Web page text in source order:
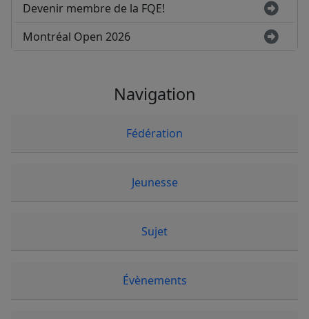
Devenir membre de la FQE!
Montréal Open 2026
Navigation
Fédération
Jeunesse
Sujet
Évènements